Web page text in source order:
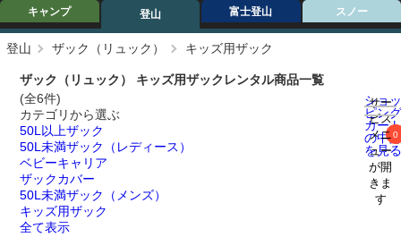
キャンプ 登山 富士登山 スノー
登山 ザック（リュック） キッズ用ザック
ショ
ピン
カー
の中
を見
0
サー
ビス
メニ
ュー
が開
きま
す
ザック（リュック） キッズ用ザックレンタル商品一覧
(全6件)
カテゴリから選ぶ
50L以上ザック
50L未満ザック（レディース）
ベビーキャリア
ザックカバー
50L未満ザック（メンズ）
キッズ用ザック
全て表示